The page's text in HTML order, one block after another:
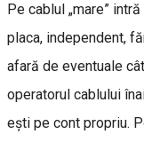
Pe cablul „mare”
placa, independent,
afară de eventuale
operatorul cablului
ești pe cont propriu.